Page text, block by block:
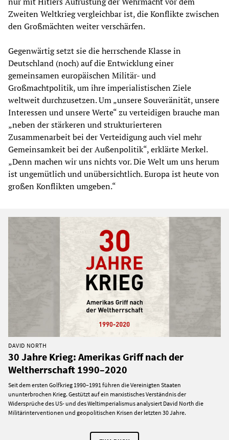
Zweiten Weltkrieg vergleichbar ist, die Konflikte zwischen
den Großmächten weiter verschärfen.
Gegenwärtig setzt sie die herrschende Klasse in
Deutschland (noch) auf die Entwicklung einer
gemeinsamen europäischen Militär- und
Großmachtpolitik, um ihre imperialistischen Ziele
weltweit durchzusetzen. Um „unsere Souveränität, unsere
Interessen und unsere Werte“ zu verteidigen brauche man
„neben der stärkeren und strukturierteren
Zusammenarbeit bei der Verteidigung auch viel mehr
Gemeinsamkeit bei der Außenpolitik“, erklärte Merkel.
„Denn machen wir uns nichts vor. Die Welt um uns herum
ist ungemütlich und unübersichtlich. Europa ist heute von
großen Konflikten umgeben.“
DAVID NORTH
30 Jahre Krieg: Amerikas Griff nach der
Weltherrschaft 1990–2020
Seit dem ersten Golfkrieg 1990–1991 führen die Vereinigten Staaten
ununterbrochen Krieg. Gestützt auf ein marxistisches Verständnis der
Widersprüche des US- und des Weltimperialismus analysiert David North die
Militärinterventionen und geopolitischen Krisen der letzten 30 Jahre.